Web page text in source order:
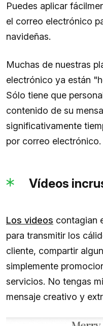
Puedes aplicar
el correo electrónico
navideñas.
Muchas de nuestras
electrónico ya están
Sólo tiene que
contenido de su
significativamente
por correo electrónico.
Vídeos
Los videos contagian
para transmitir los
cliente, compartir
simplemente
servicios. No tengas
mensaje creativo y